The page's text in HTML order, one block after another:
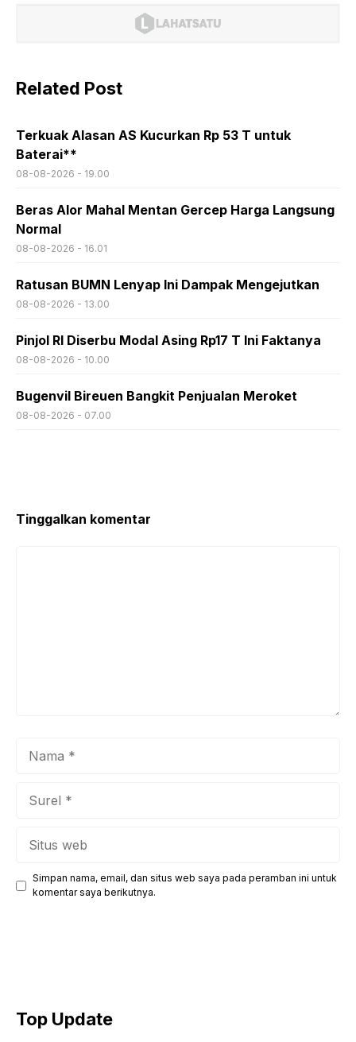
Related Post
Terkuak Alasan AS Kucurkan Rp 53 T untuk
Baterai**
08-08-2026 - 19.00
Beras Alor Mahal Mentan Gercep Harga Langsung
Normal
08-08-2026 - 16.01
Ratusan BUMN Lenyap Ini Dampak Mengejutkan
08-08-2026 - 13.00
Pinjol RI Diserbu Modal Asing Rp17 T Ini Faktanya
08-08-2026 - 10.00
Bugenvil Bireuen Bangkit Penjualan Meroket
08-08-2026 - 07.00
Tinggalkan komentar
Simpan nama, email, dan situs web saya pada peramban ini untuk
komentar saya berikutnya.
Top Update